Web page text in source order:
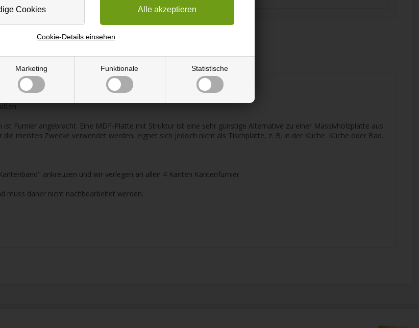
Marketing Funktionale Statistische
Cookie-Details einsehen
Furnier angebracht. Eine MDF-Platte mit Struktur ist eine sehr günstige Alternative zu einer Massivholzplatte aus
meisten Zwecke verwendet werden, eignet sich jedoch nicht als Tischplatte, z. B. in der Küche. Küche oder Bad.
ankreuzen und wir verlegen an allen 4 Kanten Kantenfurnier.
muss daher nicht nachbearbeitet werden.